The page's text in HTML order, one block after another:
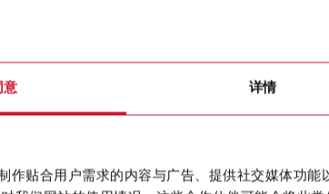
意 详情
作贴合用户需求的内容与广告、提供社交媒体功
联系我